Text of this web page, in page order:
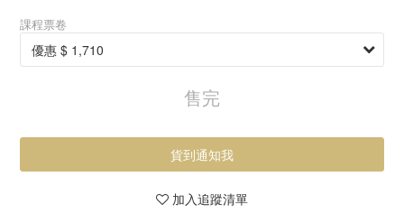
課程票卷
售完
貨到通知我
加入追蹤清單